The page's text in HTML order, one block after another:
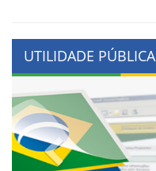
UTILIDADE PÚBLICA
Previous